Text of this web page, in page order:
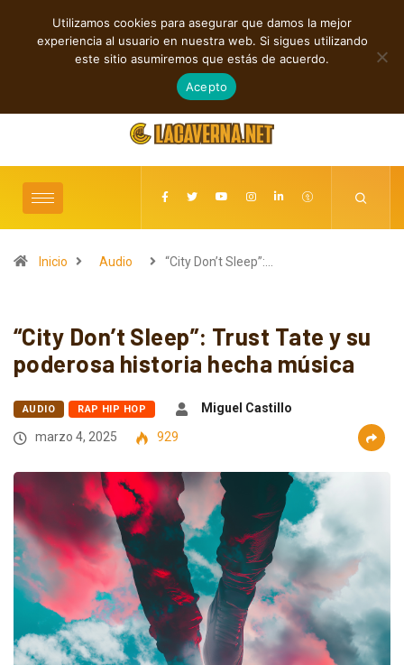
TENDENCIAS
Shaven Primates: Un estallido de Hard Rock contra el control digital
agosto 7, 2026
Inicio Audio “City Don’t Sleep”:…
“City Don’t Sleep”: Trust Tate y su
poderosa historia hecha música
AUDIO RAP HIP HOP
Miguel Castillo
marzo 4, 2025
929
Utilizamos cookies para asegurar que damos la mejor
experiencia al usuario en nuestra web. Si sigues utilizando
este sitio asumiremos que estás de acuerdo.
Acepto